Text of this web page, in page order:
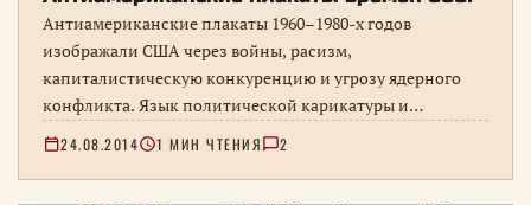
Антиамериканские плакаты 1960–1980-х годов
изображали США через войны, расизм,
капиталистическую конкуренцию и угрозу ядерного
конфликта. Язык политической карикатуры и
визуальные штампы советской пропаганды.
24.08.2014 1 МИН ЧТЕНИЯ 2